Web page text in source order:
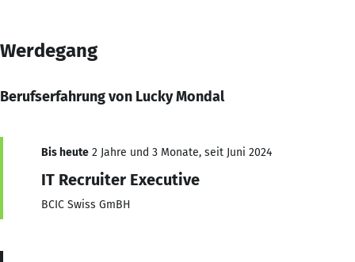
Werdegang
Berufserfahrung von Lucky Mondal
Bis heute 2 Jahre und 3 Monate, seit Juni 2024
IT Recruiter Executive
BCIC Swiss GmBH